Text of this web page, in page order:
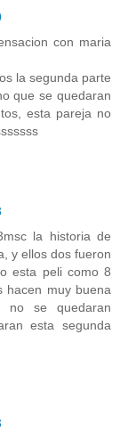
con maria
la segunda parte
que se quedaran
esta pareja no
la historia de
y ellos dos fueron
esta peli como 8
hacen muy buena
se quedaran
esta segunda